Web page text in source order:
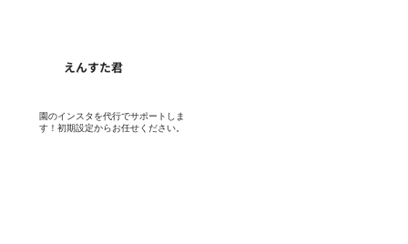
園のインスタを代行でサポートしま
す！初期設定からお任せください。
えんすた君